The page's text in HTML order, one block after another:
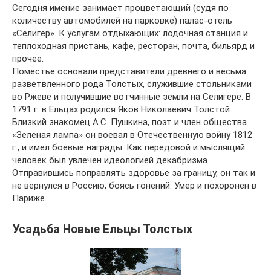
Сегодня имение занимает процветающий (судя по
количеству автомобилей на парковке) палас-отель
«Селигер». К услугам отдыхающих: лодочная станция и
теплоходная пристань, кафе, ресторан, почта, бильярд и
прочее.
Поместье основали представители древнего и весьма
разветвленного рода Толстых, служившие стольниками
во Ржеве и получившие вотчинные земли на Селигере. В
1791 г. в Ельцах родился Яков Николаевич Толстой.
Близкий знакомец А.С. Пушкина, поэт и член общества
«Зеленая лампа» он воевал в Отечественную войну 1812
г., и имел боевые награды. Как передовой и мыслящий
человек был увлечен идеологией декабризма.
Отправившись поправлять здоровье за границу, он так и
не вернулся в Россию, боясь гонений. Умер и похоронен в
Париже.
Усадьба Новые Ельцы Толстых